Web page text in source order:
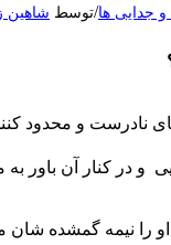
و جدایی ها/توسط شاهین
نادرست و محدود
و در کنار آن
را نیمه گمشده شان